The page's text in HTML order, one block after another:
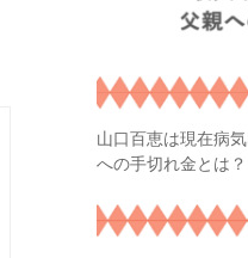
山口百恵は現在病
への手切れ金とは？